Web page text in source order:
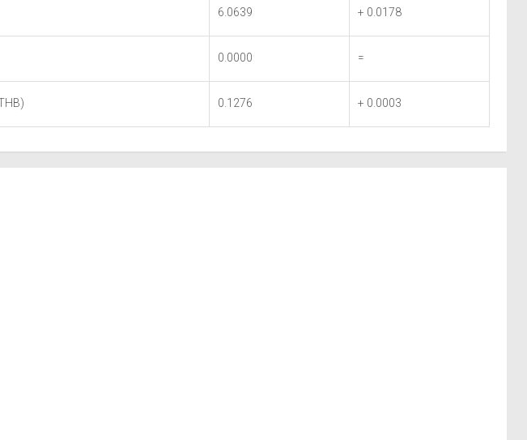
6.0639 + 0.0178
0.0000 =
0.1276 + 0.0003